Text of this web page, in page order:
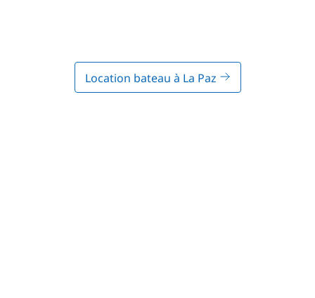
Location bateau à La Paz